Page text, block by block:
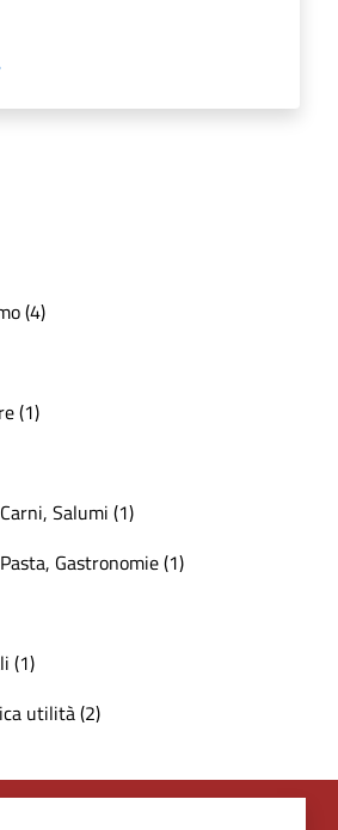
(4)
(1)
Salumi (1)
Gastronomie (1)
(1)
utilità (2)